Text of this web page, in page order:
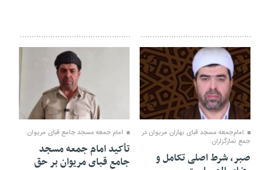
امام‌جمعه مسجد قبای بهاران مریوان در
جمع نمازگزاران:
صبر، شرط اصلی تکامل و
امام جمعه مسجد جامع قبای مریوان:
تأکید امام جمعه مسجد
جامع قبای مریوان بر حق